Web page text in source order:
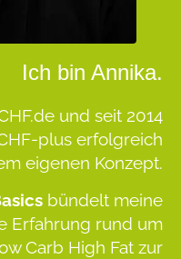
Ich bin Annika.
und seit 2014
plus erfolgreich
eigenen Konzept.
bündelt meine
Erfahrung rund um
Carb High Fat zur